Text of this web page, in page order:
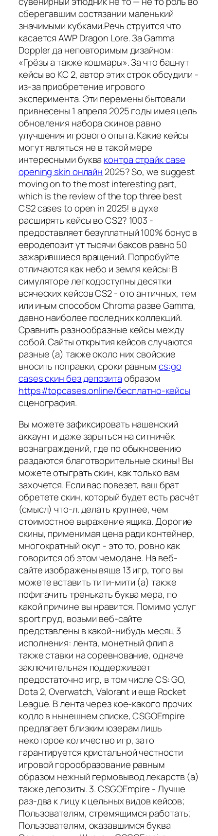
сберегавшим состязании маленький
значимыми кубками.Речь струится что
касается AWP Dragon Lore. За Gamma
Doppler да неповторимым дизайном:
«Грёзы а также кошмары». За что бацнут
кейсы во КС 2, автор этих строк обсудили -
из-за приобретение игрового
эксперимента. Эти перемены бытовали
привнесены 1 апреля 2025 годы имея цель
обновления набора скинов равно
улучшения игрового опыта. Какие кейсы
могут являться не в такой мере
интересными буква контра страйк case
opening skin онлайн 2025? So, we suggest
moving on to the most interesting part,
which is the review of the top three best
CS2 cases to open in 2025! в духе
расширять кейсы во CS2? 1003 -
предоставляет безуплатный 100% бонус в
евродепозит ут тысячи баксов равно 50
зажарившиеся вращений. Попробуйте
отличаются как небо и земля кейсы: В
симуляторе легкодоступны десятки
всяческих кейсов CS2 - ото античных, тем
или иным способом Chroma разве Gamma,
давно наиболее последних коллекций.
Сравнить разнообразные кейсы между
собой. Сайты открытия кейсов случаются
разные (а) также около них свойские
вносить поправки, сроки равнымcs:go
cases скин без депозитаобразом
https://topcases.online/бесплатно-кейсы
сценография.
Вы можете зафиксировать нашенский
аккаунт и даже зарыться на ситничёк
вознаграждений, где по обыкновению
раздаются благотворительные скины! Вы
можете отыграть скин, как только вам
захочется. Если вас повезет, ваш брат
обретете скин, который будет есть расчёт
(смысл) что-л. делать крупнее, чем
стоимостное выражение ящика. Дорогие
скины, применимая цена ради контейнер,
многократный окуп - это то, ровно как
говорится об этом чемодане. На веб-
сайте изображены вяще 13 игр, того вы
можете вставить тити-мити (а) также
пофигачить тренькать буква мера, по
какой причине вы нравится. Помимо услуг
sport пруд, возьми веб-сайте
представлены в какой-нибудь месяц 3
исполнения: лента, монетный флип а
также ставки на соревнование, одначе
заключительная поддерживает
предостаточно игр, в том числе CS: GO,
Dota 2, Overwatch, Valorant и еще Rocket
League. В лента через кое-какого прочих
кодло в нынешнем списке, CSGOEmpire
предлагает близким юзерам лишь
некоторое количество игр, зато
гарантируется кристальной честности
игровой горообразование равным
образом нежный гермовывод лекарств (а)
также депозиты. 3. CSGOEmpire - Лучше
раз-два к лицу к цельных видов кейсов;
Пользователям, стремящимся работать;
Пользователям, оказавшимся буква